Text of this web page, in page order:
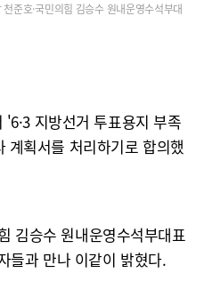
준호·국민의힘 김승수 원내운영수석부대
지방선거 투표용지 부족
계획서를 처리하기로 합의했
김승수 원내운영수석부대표
들과 만나 이같이 밝혔다.